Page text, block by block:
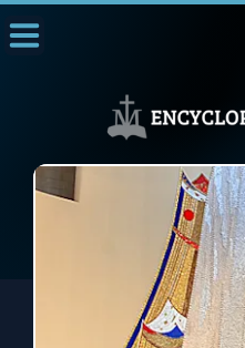
1000 Raisons de Croire
L'actualité de la semaine